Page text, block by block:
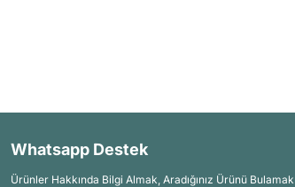
Whatsapp Destek
Ürünler Hakkında Bilgi Almak, Aradığınız Ürünü